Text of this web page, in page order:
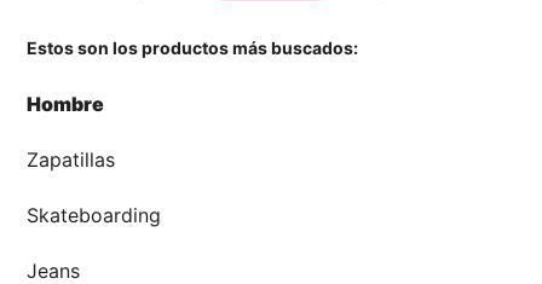
Tiendas
Estos son los productos más buscados:
Hombre
Zapatillas
Skateboarding
Jeans